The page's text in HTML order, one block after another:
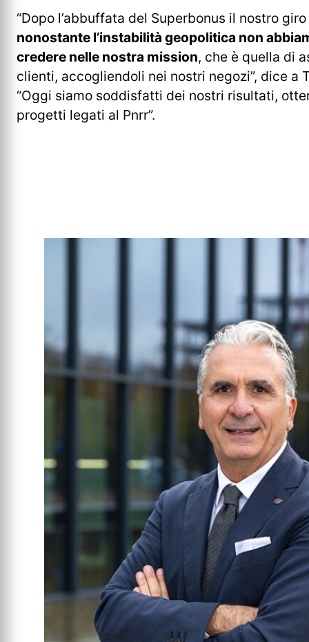
“Dopo l’abbuffata del Superbonus il nostro
nonostante l’instabilità geopolitica non
credere nelle nostra mission, che è quella di
clienti, accogliendoli nei nostri negozi”, dice a
“Oggi siamo soddisfatti dei nostri risultati,
progetti legati al Pnrr”.